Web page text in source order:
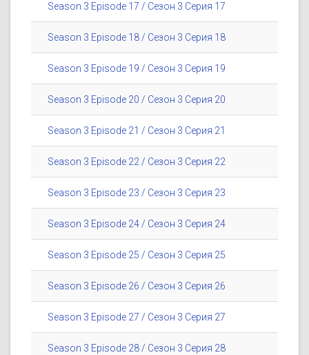
Season 3 Episode 17 / Сезон 3 Серия 17
Season 3 Episode 18 / Сезон 3 Серия 18
Season 3 Episode 19 / Сезон 3 Серия 19
Season 3 Episode 20 / Сезон 3 Серия 20
Season 3 Episode 21 / Сезон 3 Серия 21
Season 3 Episode 22 / Сезон 3 Серия 22
Season 3 Episode 23 / Сезон 3 Серия 23
Season 3 Episode 24 / Сезон 3 Серия 24
Season 3 Episode 25 / Сезон 3 Серия 25
Season 3 Episode 26 / Сезон 3 Серия 26
Season 3 Episode 27 / Сезон 3 Серия 27
Season 3 Episode 28 / Сезон 3 Серия 28